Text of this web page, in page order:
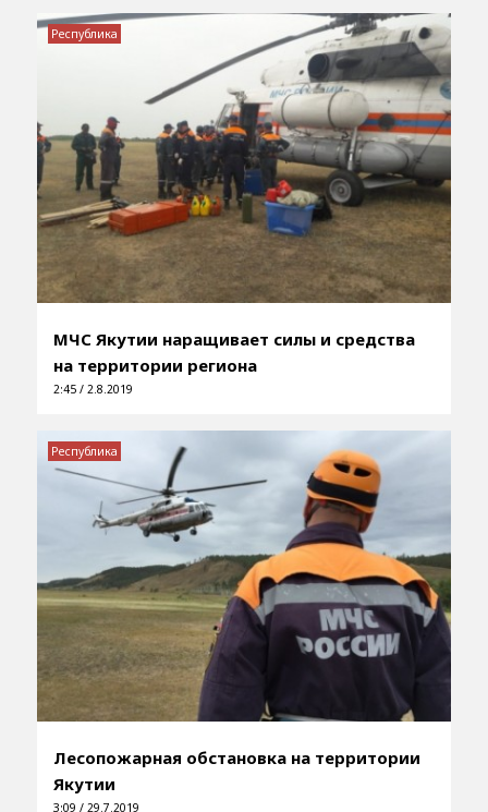
МЧС Якутии наращивает силы и средства
на территории региона
2:45 / 2.8.2019
Республика
Лесопожарная обстановка на территории
Якутии
3:09 / 29.7.2019
Республика